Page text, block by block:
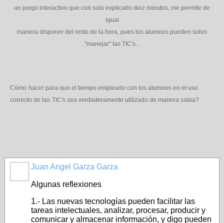
un juego interactivo que con solo explicarlo diez minutos, me permite de
igual
manera disponer del resto de la hora, pues los alumnos pueden solos
"manejar" las TIC's...
Cómo hacer para que el tiempo empleado con los alumnos en el uso
correcto de las TIC's sea verdaderamente utilizado de manera sabia?
Juan Angel Garza Garza
Algunas reflexiones
1.- Las nuevas tecnologías pueden facilitar las
tareas intelectuales, analizar, procesar, producir y
comunicar y almacenar información, y digo pueden